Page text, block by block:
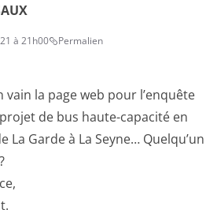
à 21h00 Permalien
vain la page web pour l’enquête
de bus haute-capacité en
La Garde à La Seyne… Quelqu’un